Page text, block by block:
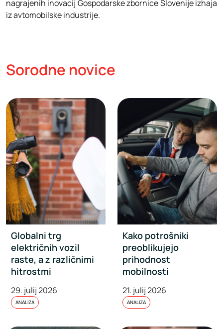
nagrajenih inovacij Gospodarske zbornice Slovenije izhaja
iz avtomobilske industrije.
Sorodne novice
Globalni trg
električnih vozil
raste, a z različnimi
hitrostmi
29. julij 2026
ANALIZA
Kako potrošniki
preoblikujejo
prihodnost
mobilnosti
21. julij 2026
ANALIZA